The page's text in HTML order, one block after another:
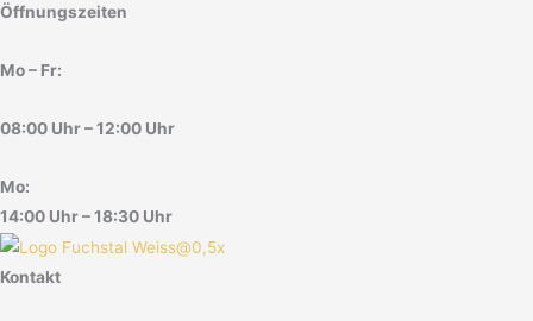
Öffnungszeiten
Mo – Fr:
08:00 Uhr – 12:00 Uhr
Mo:
14:00 Uhr – 18:30 Uhr
Kontakt